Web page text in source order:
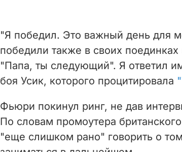
"Я победил. Это важный день для
победили также в своих
"Папа, ты следующий". Я ответил
боя Усик, которого процитировала
Фьюри покинул ринг, не дав
По словам промоутера
"еще слишком рано" говорить о